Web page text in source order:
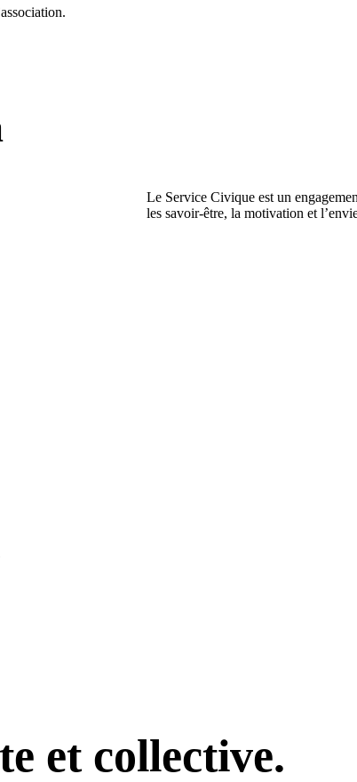
Le Service Civique est un
les savoir-être, la motivation et
et collective.